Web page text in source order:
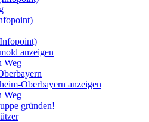
anzeigen
Weg
Oberbayern anzeigen
Weg
gründen!